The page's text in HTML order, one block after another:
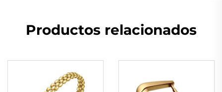
Productos relacionados